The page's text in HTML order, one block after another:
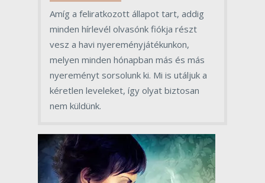
Amíg a feliratkozott állapot tart, addig
minden hírlevél olvasónk fiókja részt
vesz a havi nyereményjátékunkon,
melyen minden hónapban más és más
nyereményt sorsolunk ki. Mi is utáljuk a
kéretlen leveleket, így olyat biztosan
nem küldünk.